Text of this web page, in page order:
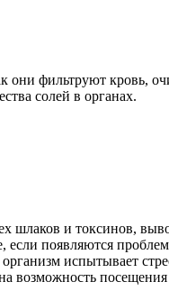
они фильтруют кровь,
солей в органах.
шлаков и токсинов,
появляются
испытывает
возможность